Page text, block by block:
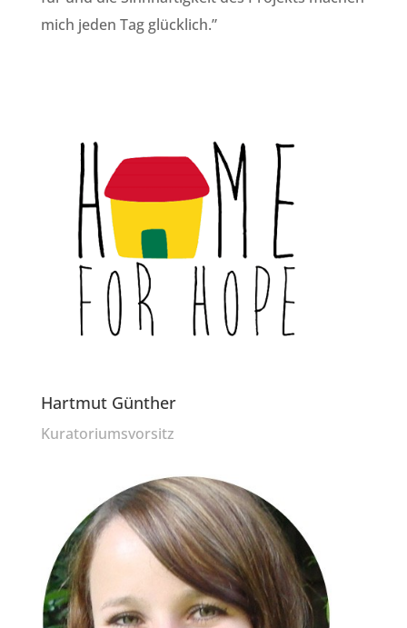
mich jeden Tag glücklich.”
Hartmut Günther
Kuratoriumsvorsitz